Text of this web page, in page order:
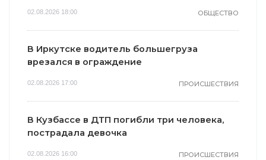
02.08.2026 18:00 ОБЩЕСТВО
В Иркутске водитель большегруза
врезался в ограждение
02.08.2026 17:00 ПРОИСШЕСТВИЯ
В Кузбассе в ДТП погибли три человека,
пострадала девочка
02.08.2026 16:00 ПРОИСШЕСТВИЯ